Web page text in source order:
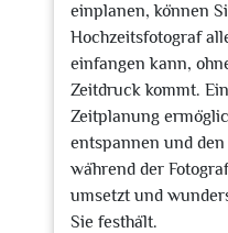
einplanen, können
Hochzeitsfotograf
einfangen kann,
Zeitdruck kommt.
Zeitplanung
entspannen und
während der
umsetzt und
Sie festhält.